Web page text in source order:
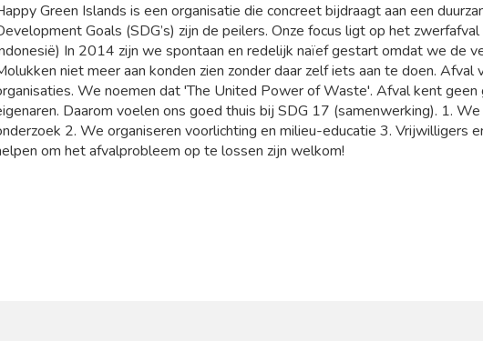
Green Islands is een organisatie die concreet bijdraagt aan een
Goals (SDG’s) zijn de peilers. Onze focus ligt op het
In 2014 zijn we spontaan en redelijk naïef gestart omdat we de
niet meer aan konden zien zonder daar zelf iets aan te doen. Afval
We noemen dat 'The United Power of Waste'. Afval kent geen
Daarom voelen ons goed thuis bij SDG 17 (samenwerking). 1.
2. We organiseren voorlichting en milieu-educatie 3. Vrijwilligers
om het afvalprobleem op te lossen zijn welkom!